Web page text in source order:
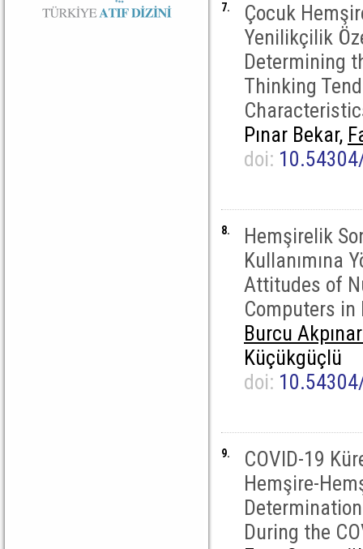
7.
Çocuk
Yenilikçilik
Determining
Thinking
Pınar Bekar,
doi:
8.
Hemşirelik
Kullanımına
Attitudes of
Computers in
Burcu
Küçükgüçlü
doi:
9.
COVID-19
Hemşire-
During the